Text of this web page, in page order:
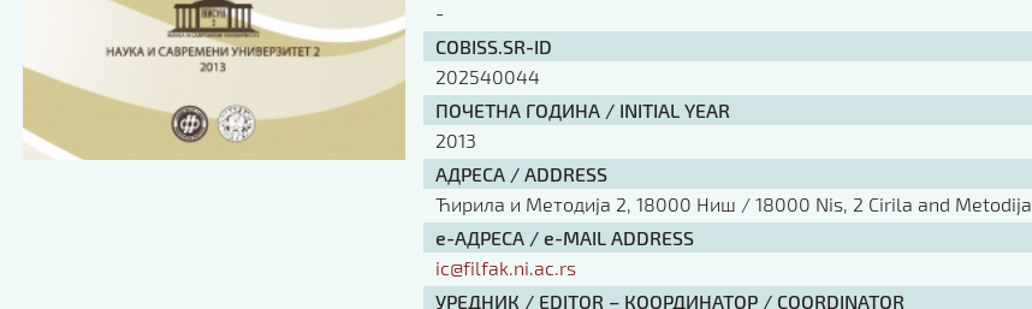
-
COBISS.SR-ID
202540044
ПОЧЕТНА ГОДИНА / INITIAL YEAR
2013
АДРЕСА / ADDRESS
Ћирила и Методија 2, 18000 Ниш / 18000 Nis, 2 Cirila and Metodija
е-АДРЕСА / e-MAIL ADDRESS
ic@filfak.ni.ac.rs
УРЕДНИК / EDITOR – КООРДИНАТОР / COORDINATOR